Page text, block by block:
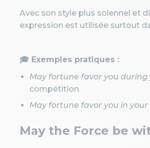
Avec son style plus solennel et
expression est utilisée surtout
🎓 Exemples pratiques :
May fortune favor you
compétition.
May fortune favor you in your
May the Force be